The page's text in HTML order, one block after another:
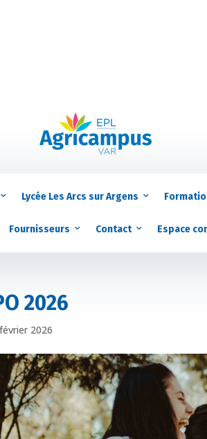
Lycée Les Arcs sur Argens
Fournisseurs Contact Espace
2026
2026